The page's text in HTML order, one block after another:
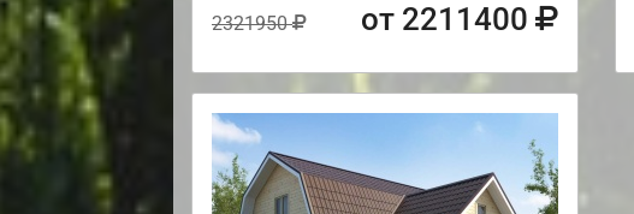
2321950 от 2211400